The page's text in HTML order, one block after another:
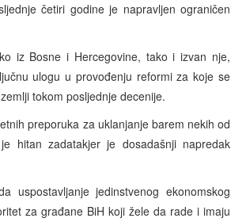
četiri godine je napravljen ograničen
iz Bosne i Hercegovine, tako i izvan nje,
ulogu u provođenju reformi za koje se
tokom posljednje decenije.
preporuka za uklanjanje barem nekih od
hitan zadatakjer je dosadašnji napredak
uspostavljanje jedinstvenog ekonomskog
za građane BiH koji žele da rade i imaju